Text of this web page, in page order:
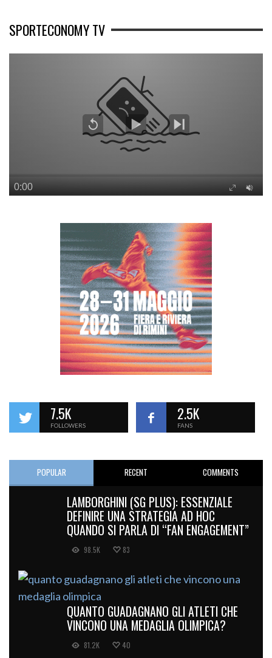
SPORTECONOMY TV
7.5K
FOLLOWERS
2.5K
FANS
POPULAR RECENT COMMENTS
LAMBORGHINI (SG PLUS): ESSENZIALE
DEFINIRE UNA STRATEGIA AD HOC
QUANDO SI PARLA DI “FAN ENGAGEMENT”
98.5K 83
QUANTO GUADAGNANO GLI ATLETI CHE
VINCONO UNA MEDAGLIA OLIMPICA?
81.2K 40